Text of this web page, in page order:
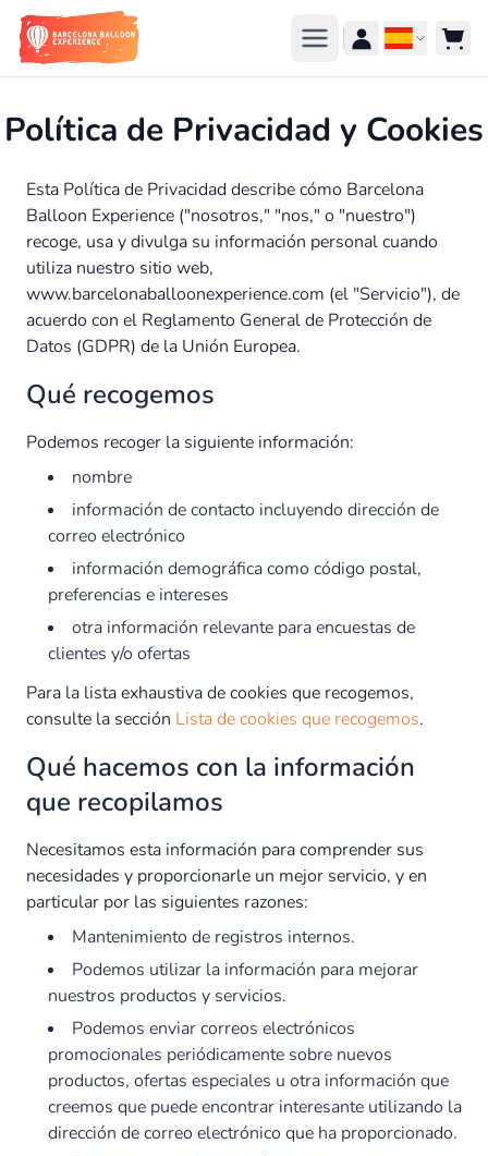
Ir al contenido
Idioma
Política de Privacidad y Cookies
Esta Política de Privacidad describe cómo Barcelona
Balloon Experience ("nosotros," "nos," o "nuestro")
recoge, usa y divulga su información personal cuando
utiliza nuestro sitio web,
www.barcelonaballoonexperience.com (el "Servicio"), de
acuerdo con el Reglamento General de Protección de
Datos (GDPR) de la Unión Europea.
Qué recogemos
Podemos recoger la siguiente información:
nombre
información de contacto incluyendo dirección de
correo electrónico
información demográfica como código postal,
preferencias e intereses
otra información relevante para encuestas de
clientes y/o ofertas
Para la lista exhaustiva de cookies que recogemos,
consulte la sección Lista de cookies que recogemos.
Qué hacemos con la información
que recopilamos
Necesitamos esta información para comprender sus
necesidades y proporcionarle un mejor servicio, y en
particular por las siguientes razones:
Mantenimiento de registros internos.
Podemos utilizar la información para mejorar
nuestros productos y servicios.
Podemos enviar correos electrónicos
promocionales periódicamente sobre nuevos
productos, ofertas especiales u otra información que
creemos que puede encontrar interesante utilizando la
dirección de correo electrónico que ha proporcionado.